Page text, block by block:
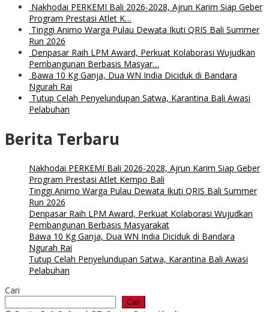
Nakhodai PERKEMI Bali 2026-2028, Ajrun Karim Siap Geber
Program Prestasi Atlet K…
Tinggi Animo Warga Pulau Dewata Ikuti QRIS Bali Summer
Run 2026
Denpasar Raih LPM Award, Perkuat Kolaborasi Wujudkan
Pembangunan Berbasis Masyar…
Bawa 10 Kg Ganja, Dua WN India Diciduk di Bandara
Ngurah Rai
Tutup Celah Penyelundupan Satwa, Karantina Bali Awasi
Pelabuhan
Berita Terbaru
Nakhodai PERKEMI Bali 2026-2028, Ajrun Karim Siap Geber
Program Prestasi Atlet Kempo Bali
Tinggi Animo Warga Pulau Dewata Ikuti QRIS Bali Summer
Run 2026
Denpasar Raih LPM Award, Perkuat Kolaborasi Wujudkan
Pembangunan Berbasis Masyarakat
Bawa 10 Kg Ganja, Dua WN India Diciduk di Bandara
Ngurah Rai
Tutup Celah Penyelundupan Satwa, Karantina Bali Awasi
Pelabuhan
Cari
Cari